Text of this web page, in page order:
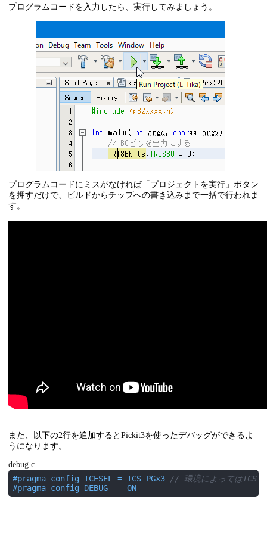
}
プログラムコードを入力したら、実行してみましょう。
プログラムコードにミスがなければ「プロジェクトを実行」ボタン
を押すだけで、ビルドからチップへの書き込みまで一括で行われま
す。
また、以下の2行を追加するとPickit3を使ったデバッグができるよ
うになります。
debug.c
#pragma config ICESEL = ICS_PGx3
// 環境によっては
#pragma config DEBUG  = ON